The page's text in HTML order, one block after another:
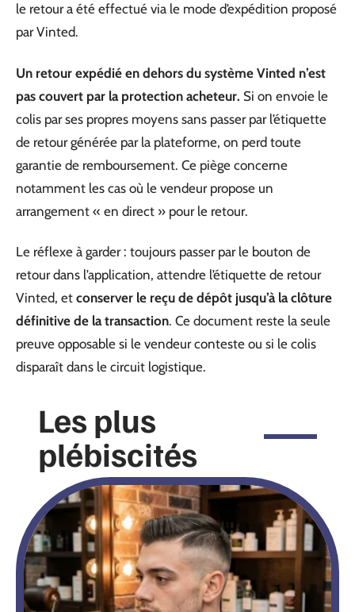
le retour a été effectué via le mode d’expédition proposé
par Vinted.
Un retour expédié en dehors du système Vinted n’est
pas couvert par la protection acheteur. Si on envoie le
colis par ses propres moyens sans passer par l’étiquette
de retour générée par la plateforme, on perd toute
garantie de remboursement. Ce piège concerne
notamment les cas où le vendeur propose un
arrangement « en direct » pour le retour.
Le réflexe à garder : toujours passer par le bouton de
retour dans l’application, attendre l’étiquette de retour
Vinted, et conserver le reçu de dépôt jusqu’à la clôture
définitive de la transaction. Ce document reste la seule
preuve opposable si le vendeur conteste ou si le colis
disparaît dans le circuit logistique.
Les plus
plébiscités